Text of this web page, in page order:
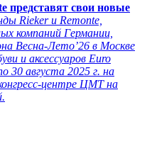
представят свои новые
Rieker и Remonte,
компаний Германии,
Весна-Лето’26 в Москве
и аксессуаров Euro
30 августа 2025 г. на
центре ЦМТ на